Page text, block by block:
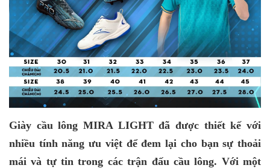
Giày cầu lông MIRA LIGHT đã được thiết kế với
nhiều tính năng ưu việt để đem lại cho bạn sự thoải
mái và tự tin trong các trận đấu cầu lông. Với một